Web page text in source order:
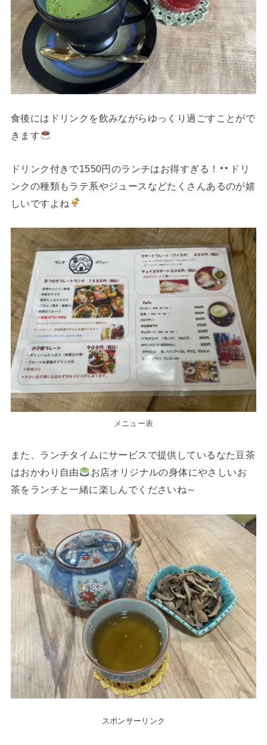
食後にはドリンクを飲みながらゆっくり過ごすことがで
きます
ドリンク付きで1550円のランチはお得すぎる！
ドリ
ンクの種類もラテ系やジュースなどたくさんあるのが嬉
しいですよね
メニュー表
また、ランチタイムにサービスで提供しているなた豆茶
はおかわり自由
お店オリジナルの身体にやさしいお
茶をランチと一緒に楽しんでくださいね～
スポンサーリンク